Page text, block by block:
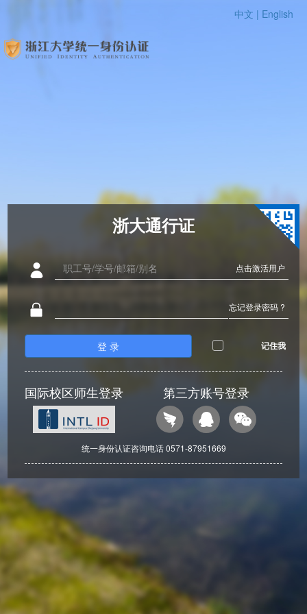
中文 | English
浙大通行证
点击激活用户
忘记登录密码 ?
登 录 记住我
国际校区师生登录 第三方账号登录
统一身份认证咨询电话 0571-87951669